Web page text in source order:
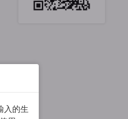
入的生